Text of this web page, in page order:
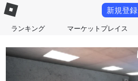
ランキング マーケットプレイス
新規登録